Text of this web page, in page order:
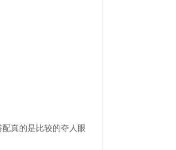
真的是比较的夺人眼